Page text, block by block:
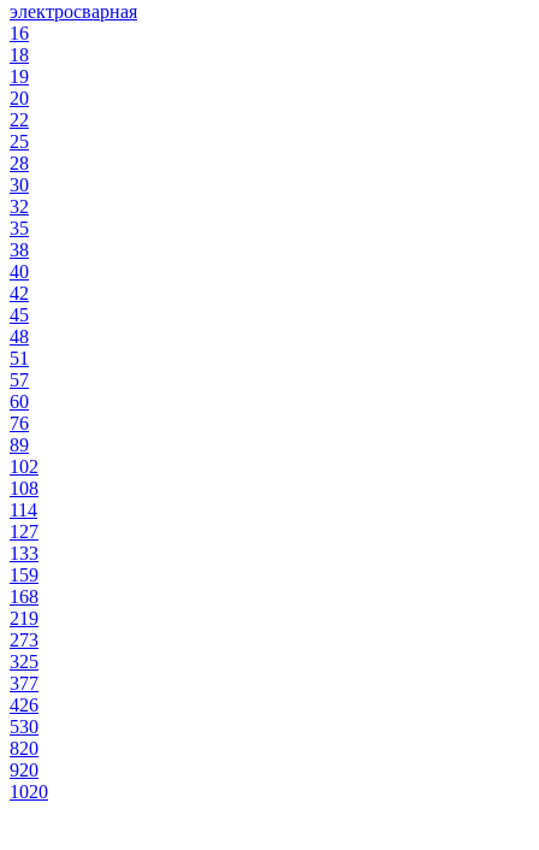
электросварная
16
18
19
20
22
25
28
30
32
35
38
40
42
45
48
51
57
60
76
89
102
108
114
127
133
159
168
219
273
325
377
426
530
820
920
1020